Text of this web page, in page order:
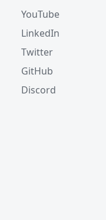
YouTube
LinkedIn
Twitter
GitHub
Discord